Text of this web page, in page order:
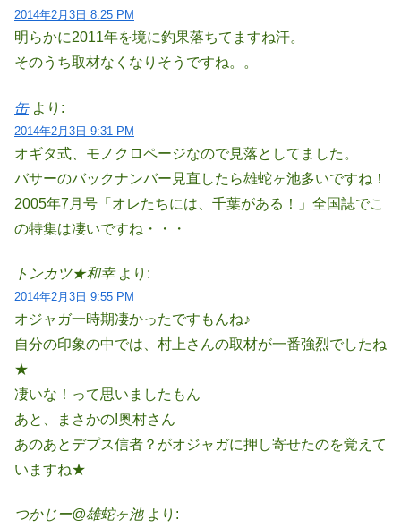
2014年2月3日 8:25 PM
明らかに2011年を境に釣果落ちてますね汗。
そのうち取材なくなりそうですね。。
缶 より:
2014年2月3日 9:31 PM
オギタ式、モノクロページなので見落としてました。
バサーのバックナンバー見直したら雄蛇ヶ池多いですね！
2005年7月号「オレたちには、千葉がある！」全国誌でこ
の特集は凄いですね・・・
トンカツ★和幸 より:
2014年2月3日 9:55 PM
オジャガ一時期凄かったですもんね♪
自分の印象の中では、村上さんの取材が一番強烈でしたね
★
凄いな！って思いましたもん
あと、まさかの!奥村さん
あのあとデプス信者？がオジャガに押し寄せたのを覚えて
いますね★
つかじー@雄蛇ヶ池 より: